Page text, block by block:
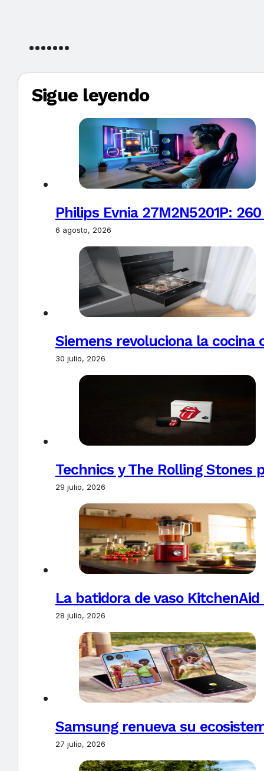
Sigue leyendo
Philips Evnia 27M2N5201P:
6 agosto, 2026
Siemens revoluciona la
30 julio, 2026
Technics y The Rolling Stones
29 julio, 2026
La batidora de vaso
28 julio, 2026
Samsung renueva su
27 julio, 2026